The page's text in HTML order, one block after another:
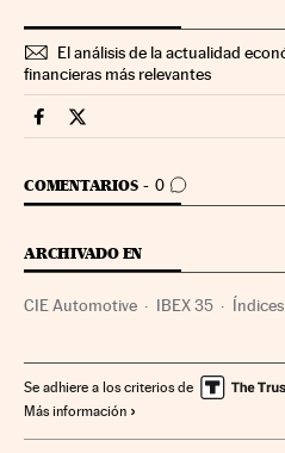
El análisis de la actualidad
financieras más relevantes
Mercados Financieros Cinco
Mercados Financieros
COMENTARIOS 0
IR A LOS COMENTARIOS
ARCHIVADO EN
CIE Automotive IBEX 35
Se adhiere a los criterios de
Más información